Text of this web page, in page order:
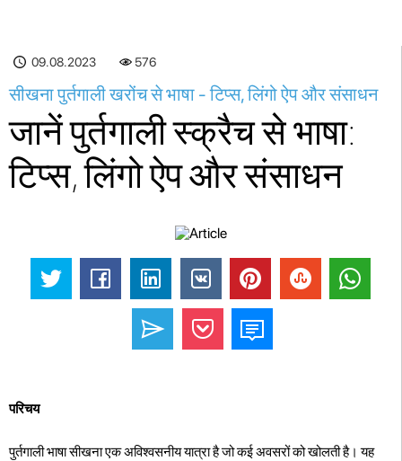
09.08.2023 576
सीखना पुर्तगाली खरोंच से भाषा - टिप्स, लिंगो ऐप और संसाधन
जानें पुर्तगाली स्क्रैच से भाषा:
टिप्स, लिंगो ऐप और संसाधन
परिचय
पुर्तगाली भाषा सीखना एक अविश्वसनीय यात्रा है जो कई अवसरों को खोलती है। यह